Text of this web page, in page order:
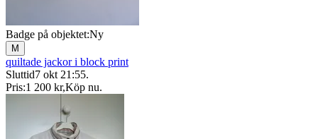
Badge på objektet:Ny
M
quiltade jackor i block print
Sluttid7 okt 21:55.
Pris:1 200 kr,Köp nu.